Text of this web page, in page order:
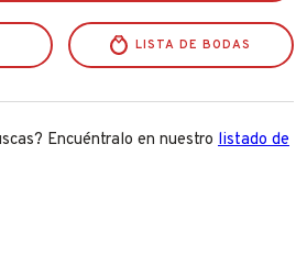
LISTA DE BODAS
Encuéntralo en nuestro listado de